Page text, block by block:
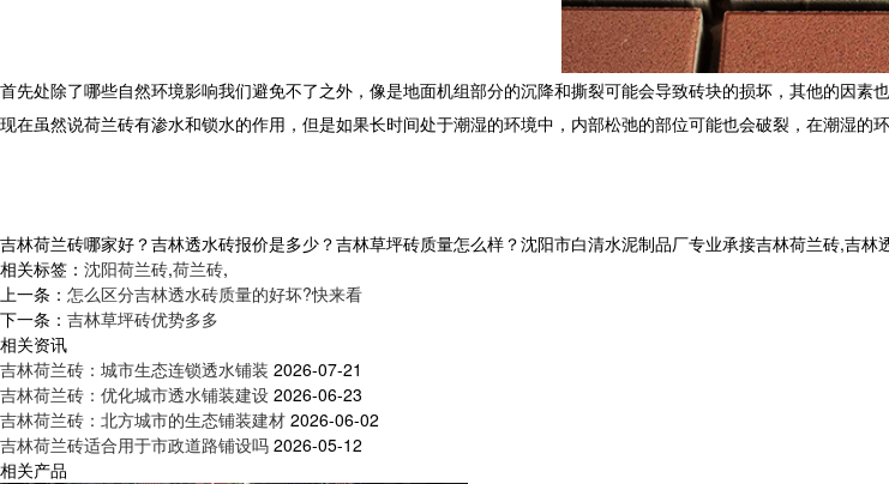
首先处除了哪些自然环境影响我们避免不了之外，像是地面机组部分的沉降和撕裂可能会导致砖块的损坏，其他的因素
现在虽然说荷兰砖有渗水和锁水的作用，但是如果长时间处于潮湿的环境中，内部松弛的部位可能也会破裂，在潮湿的
吉林荷兰砖哪家好？吉林透水砖报价是多少？吉林草坪砖质量怎么样？沈阳市白清水泥制品厂专业承接吉林荷兰砖,吉
相关标签： 沈阳荷兰砖,荷兰砖,
上一条： 怎么区分吉林透水砖质量的好坏?快来看
下一条： 吉林草坪砖优势多多
相关资讯
吉林荷兰砖：城市生态连锁透水铺装 2026-07-21
吉林荷兰砖：优化城市透水铺装建设 2026-06-23
吉林荷兰砖：北方城市的生态铺装建材 2026-06-02
吉林荷兰砖适合用于市政道路铺设吗 2026-05-12
相关产品